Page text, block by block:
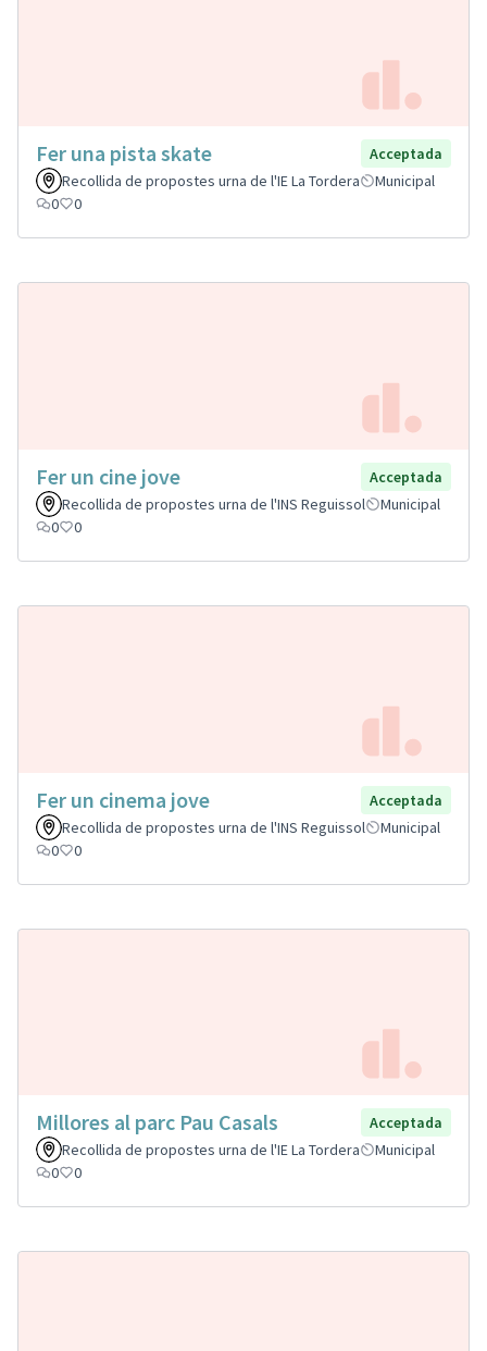
Fer una pista skate
Acceptada
Recollida de propostes urna de l'IE La Tordera
Municipal
0
0
Fer un cine jove
Acceptada
Recollida de propostes urna de l'INS Reguissol
Municipal
0
0
Fer un cinema jove
Acceptada
Recollida de propostes urna de l'INS Reguissol
Municipal
0
0
Millores al parc Pau Casals
Acceptada
Recollida de propostes urna de l'IE La Tordera
Municipal
0
0